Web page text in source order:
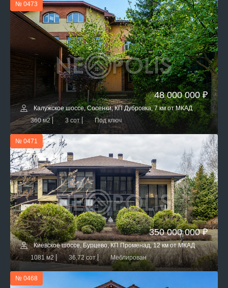
№ 0473
48 000 000 ₽
Калужское шоссе, Сосенки, КП Дубровка, 7 км от МКАД
360 м2
3 сот Под ключ
№ 0471
350 000 000 ₽
Киевское шоссе, Бурцево, КП Променад, 12 км от МКАД
1081 м2
36,72 сот Меблирован
№ 0468